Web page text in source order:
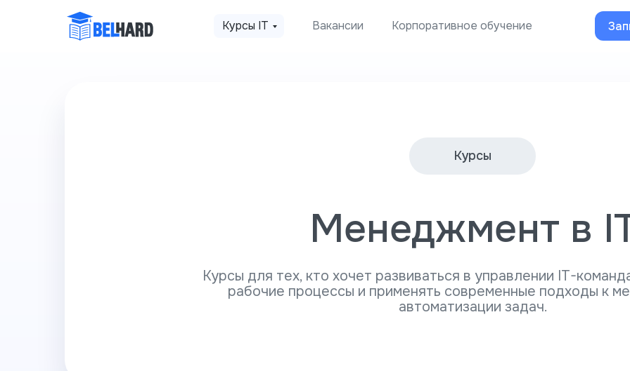
Курсы IT Корпоративное обучение
Вакансии
Менеджмент в
Курсы для тех, кто хочет развиваться в управлении IT-
рабочие процессы и применять современные подходы к
автоматизации задач.
Курсы